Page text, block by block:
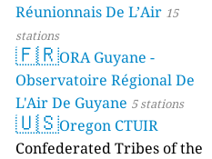
Réunionnais De L’Air 15
stations
🇫🇷ORA Guyane -
Observatoire Régional De
L'Air De Guyane 5 stations
🇺🇸Oregon CTUIR
Confederated Tribes of the